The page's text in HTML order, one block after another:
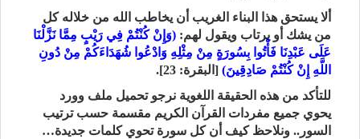
ألا يستحق هذا البناء الغريب أن يخاطب الله من خلاله كل
من يشك أو يرتاب ويقول لهم:(وَإِنْ كُنْتُمْ فِي رَيْبٍ مِمَّا نَزَّلْنَا
عَلَى عَبْدِنَا فَأْتُوا بِسُورَةٍ مِنْ مِثْلِهِ وَادْعُوا شُهَدَاءَكُمْ مِنْ دُونِ
اللَّهِ إِنْ كُنْتُمْ صَادِقِينَ)[البقرة: 23].
للتأكد من هذه الحقيقة اللغوية نرجو تحميل ملف وورد
يحوي جميع مفردات القرآن الكريم مقسمة حسب ترتيب
السور.. ونلاحظ كيف أن كل سورة تحوي كلمات جديدة…